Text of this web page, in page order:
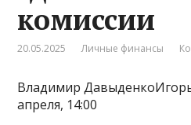
комиссии
20.05.2025 Личные финансы
Владимир
апреля, 14:00